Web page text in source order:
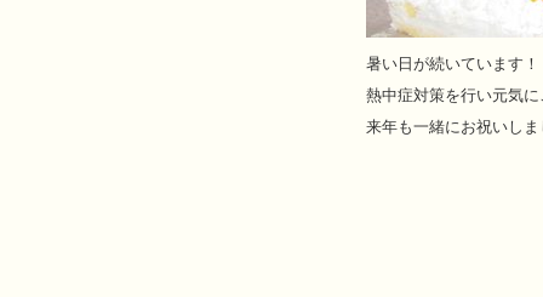
暑い日が続いています！
熱中症対策を行い元気
来年も一緒にお祝いし